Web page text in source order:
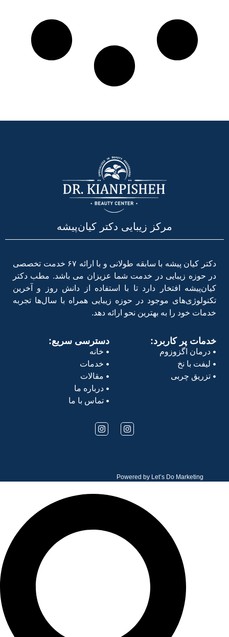
مرکز زیبایی دکتر کیان‌پیشه
دکتر کیان پیشه با سابقه طولانی و با ارائه ۶۷ خدمت تخصصی
در حوزه زیبایی در خدمت شما عزیزان می باشد. مطب دکتر
کیان‌پیشه افتخار دارد تا با استفاده از دانش روز و آخرین
تکنولوژی‌های موجود در حوزه زیبایی همراه با سال‌ها تجربه
خدمات خود را به بهترین نحو ارائه دهد.
خدمات پر کاربرد:
درمان اگزوزوم
لیفت با نخ
تزریق چربی
دسترسی سریع:
خانه
خدمات
مقالات
درباره ما
تماس با ما
Powered by Let’s Do Marketing